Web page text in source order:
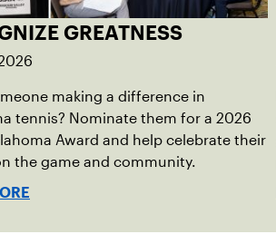
GREATNESS
making a difference in
tennis? Nominate them for a 2026
Award and help celebrate their
the game and community.